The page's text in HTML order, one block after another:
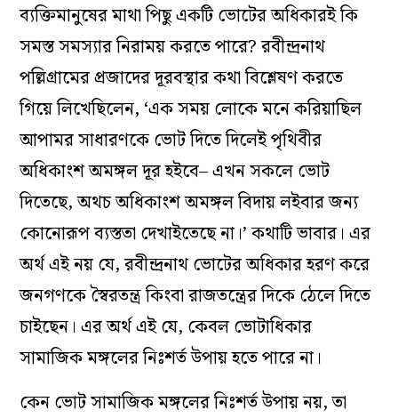
ব্যক্তিমানুষের মাথা পিছু একটি ভোটের অধিকারই কি
সমস্ত সমস্যার নিরাময় করতে পারে? রবীন্দ্রনাথ
পল্লিগ্রামের প্রজাদের দূরবস্থার কথা বিশ্লেষণ করতে
গিয়ে লিখেছিলেন, ‘এক সময় লোকে মনে করিয়াছিল
আপামর সাধারণকে ভোট দিতে দিলেই পৃথিবীর
অধিকাংশ অমঙ্গল দূর হইবে– এখন সকলে ভোট
দিতেছে, অথচ অধিকাংশ অমঙ্গল বিদায় লইবার জন্য
কোনোরূপ ব্যস্ততা দেখাইতেছে না।’ কথাটি ভাবার। এর
অর্থ এই নয় যে, রবীন্দ্রনাথ ভোটের অধিকার হরণ করে
জনগণকে স্বৈরতন্ত্র কিংবা রাজতন্ত্রের দিকে ঠেলে দিতে
চাইছেন। এর অর্থ এই যে, কেবল ভোটাধিকার
সামাজিক মঙ্গলের নিঃশর্ত উপায় হতে পারে না।
কেন ভোট সামাজিক মঙ্গলের নিঃশর্ত উপায় নয়, তা